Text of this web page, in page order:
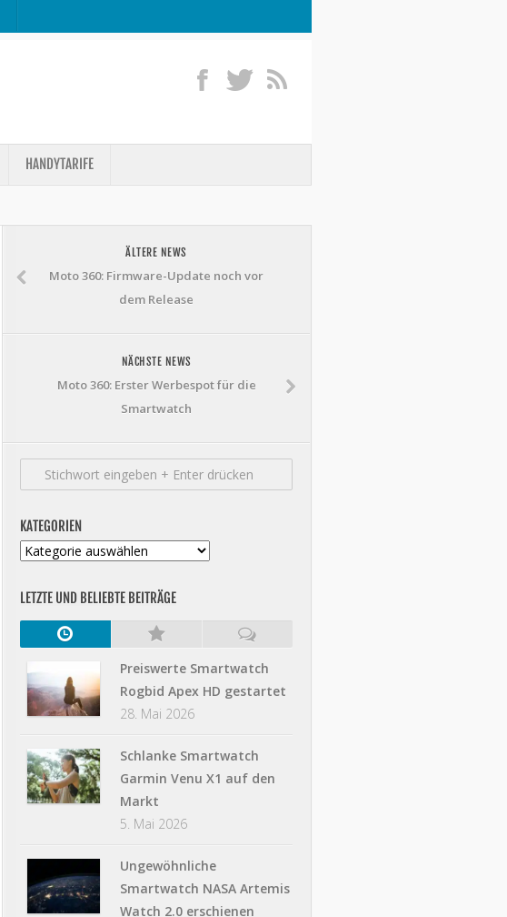
HANDYTARIFE
ÄLTERE NEWS
Moto 360: Firmware-Update noch vor
dem Release
NÄCHSTE NEWS
Moto 360: Erster Werbespot für die
Smartwatch
KATEGORIEN
Kategorien
LETZTE UND BELIEBTE BEITRÄGE
Preiswerte Smartwatch
Rogbid Apex HD gestartet
28. Mai 2026
Schlanke Smartwatch
Garmin Venu X1 auf den
Markt
5. Mai 2026
Ungewöhnliche
Smartwatch NASA Artemis
Watch 2.0 erschienen